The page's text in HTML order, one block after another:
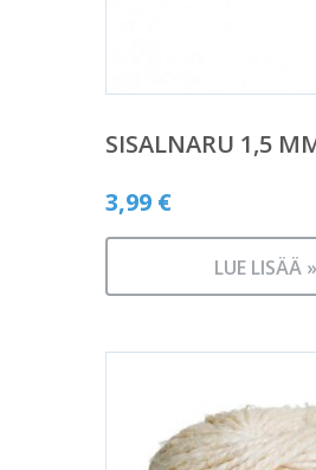
SISALNARU 1,5
3,99 €
LUE LISÄÄ »